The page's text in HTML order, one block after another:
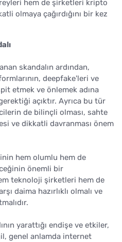
hem de şirketleri kripto
olmaya çağırdığını bir kez
skandalın ardından,
deepfake'leri ve
etmek ve önlemek adına
açıktır. Ayrıca bu tür
de bilinçli olması, sahte
ve dikkatli davranması önem
hem olumlu hem de
önemli bir
teknoloji şirketleri hem de
daima hazırlıklı olmalı ve
yarattığı endişe ve etkiler,
genel anlamda internet